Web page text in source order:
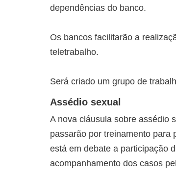
dependências do banco.
Os bancos facilitarão a
teletrabalho.
Será criado um grupo de
Assédio sexual
A nova cláusula sobre assédio
passarão por treinamento para
está em debate a participação
acompanhamento dos casos